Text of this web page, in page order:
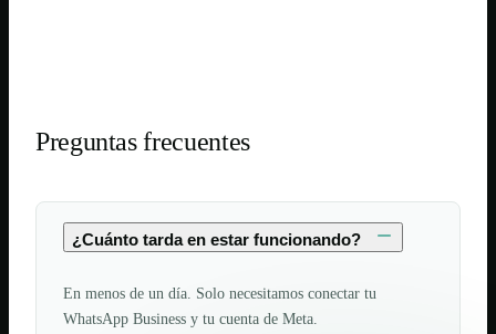
Preguntas frecuentes
¿Cuánto tarda en estar funcionando?
En menos de un día. Solo necesitamos conectar tu
WhatsApp Business y tu cuenta de Meta.